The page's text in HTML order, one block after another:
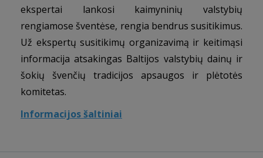
ekspertai lankosi kaimyninių valstybių
rengiamose šventėse, rengia bendrus susitikimus.
Už ekspertų susitikimų organizavimą ir keitimąsi
informacija atsakingas Baltijos valstybių dainų ir
šokių švenčių tradicijos apsaugos ir plėtotės
komitetas.
Informacijos šaltiniai